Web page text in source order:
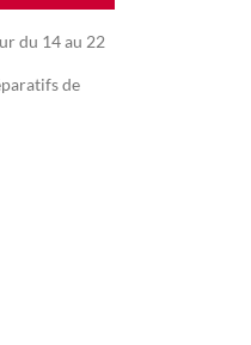
du 14 au 22
de